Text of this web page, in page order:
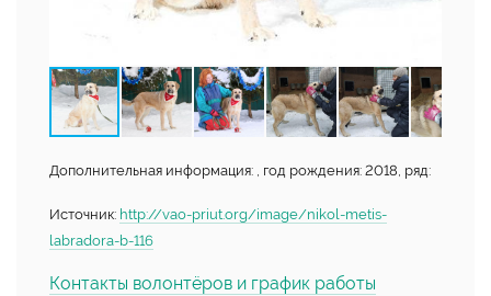
Дополнительная информация: , год рождения: 2018, ряд:
Источник: http://vao-priut.org/image/nikol-metis-
labradora-b-116
Контакты волонтёров и график работы